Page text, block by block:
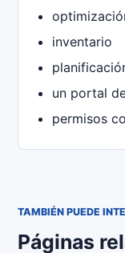
inventario
un portal
permisos
TAMBIÉN PUEDE
Páginas